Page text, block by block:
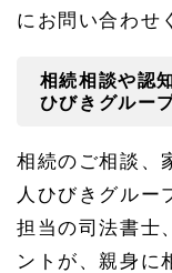
にお問い合わせ
相続相談や認
ひびきグルー
相続のご相談、
人ひびきグルー
担当の司法書士
ントが、親身に